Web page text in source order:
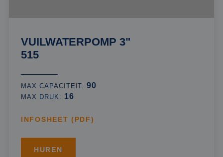
VUILWATERPOMP 3"
515
MAX CAPACITEIT:90
MAX DRUK: 16
INFOSHEET (PDF)
HUREN